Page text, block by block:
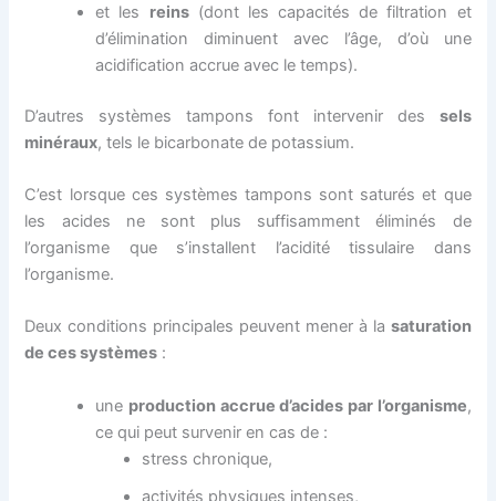
et les reins(dont les capacités de filtration et
d’élimination diminuent avec l’âge, d’où une
acidification accrue avec le temps).
D’autres systèmes tampons font intervenir des sels
minéraux, tels le bicarbonate de potassium.
C’est lorsque ces systèmes tampons sont saturés et que
les acides ne sont plus suffisamment éliminés de
l’organisme que s’installent l’acidité tissulaire dans
l’organisme.
Deux conditions principales peuvent mener à la saturation
de ces systèmes :
une production accrue d’acides par l’organisme,
ce qui peut survenir en cas de :
stress chronique,
activités physiques intenses,